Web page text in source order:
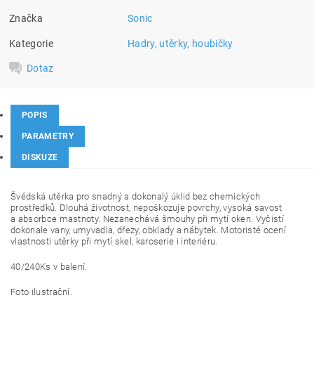
Značka Sonic
Kategorie Hadry, utěrky, houbičky
Dotaz
POPIS
PARAMETRY
DISKUZE
Švédská utěrka pro snadný a dokonalý úklid bez chemických
prostředků. Dlouhá životnost, nepoškozuje povrchy, vysoká savost
a absorbce mastnoty. Nezanechává šmouhy při mytí oken. Vyčistí
dokonale vany, umyvadla, dřezy, obklady a nábytek. Motoristé ocení
vlastnosti utěrky při mytí skel, karoserie i interiéru.
40/240Ks v balení.
Foto ilustrační.